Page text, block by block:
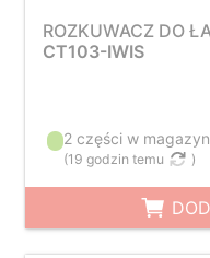
ROZKUWACZ DO
CT103-IWIS
2 części w
(19 godzin temu )